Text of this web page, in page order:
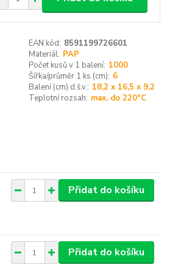
EAN kód: 8591199726601
Materiál: PAP
Počet kusů v 1 balení: 1000
Šířka/průměr 1 ks (cm): 6
Balení (cm) d.š.v.: 18,2 x 16,5 x 9,2
Teplotní rozsah: max. do 220°C
Přidat do košíku
Přidat do košíku